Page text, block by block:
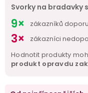
Svorky na bradavky
9× zákazníků
3×
zákazníci
Hodnotit produkty
produkt opravdu